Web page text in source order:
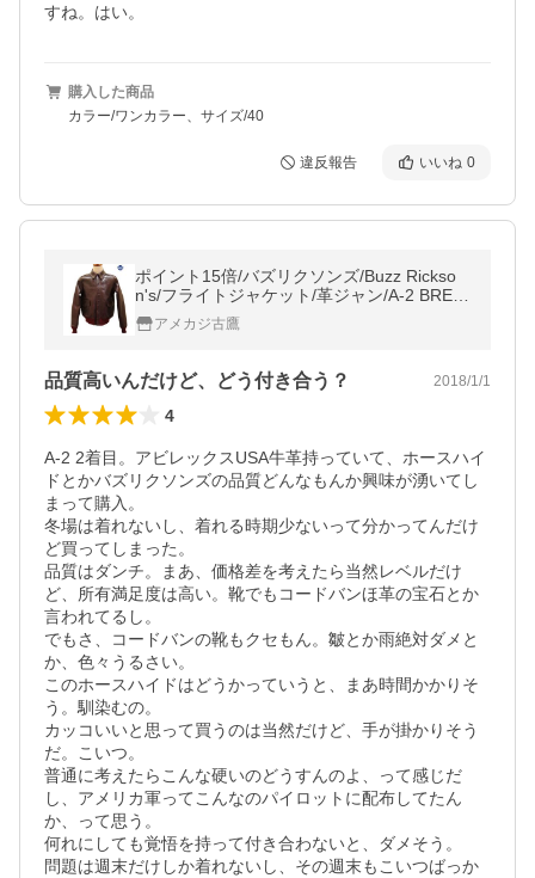
すね。はい。
購入した商品
カラー/ワンカラー、サイズ/40
違反報告 いいね 0
ポイント15倍/バズリクソンズ/Buzz Rickso
n's/フライトジャケット/革ジャン/A-2 BRED
RIB VERSION【BR80367】01番色（ステン
シルなし、ブラウン）
アメカジ古鷹
品質高いんだけど、どう付き合う？ 2018/1/1
4
A-2 2着目。アビレックスUSA牛革持っていて、ホースハイ
ドとかバズリクソンズの品質どんなもんか興味が湧いてし
まって購入。
冬場は着れないし、着れる時期少ないって分かってんだけ
ど買ってしまった。
品質はダンチ。まあ、価格差を考えたら当然レベルだけ
ど、所有満足度は高い。靴でもコードバンほ革の宝石とか
言われてるし。
でもさ、コードバンの靴もクセもん。皺とか雨絶対ダメと
か、色々うるさい。
このホースハイドはどうかっていうと、まあ時間かかりそ
う。馴染むの。
カッコいいと思って買うのは当然だけど、手が掛かりそう
だ。こいつ。
普通に考えたらこんな硬いのどうすんのよ、って感じだ
し、アメリカ軍ってこんなのパイロットに配布してたん
か、って思う。
何れにしても覚悟を持って付き合わないと、ダメそう。
問題は週末だけしか着れないし、その週末もこいつばっか